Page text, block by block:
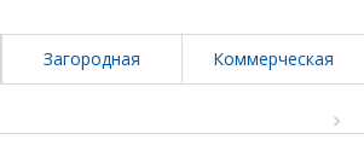
Загородная Коммерческая